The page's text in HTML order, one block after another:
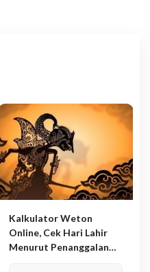
Kalkulator Weton
Online, Cek Hari Lahir
Menurut Penanggalan